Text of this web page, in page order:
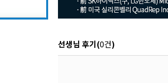
선생님 후기(0건)